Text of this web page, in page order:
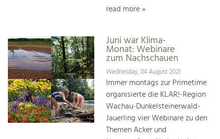
read more »
Juni war Klima-
Monat: Webinare
zum Nachschauen
Wednesday, 04 August 2021
Immer montags zur Primetime
organisierte die KLAR!-Region
Wachau-Dunkelsteinerwald-
Jauerling vier Webinare zu den
Themen Acker und